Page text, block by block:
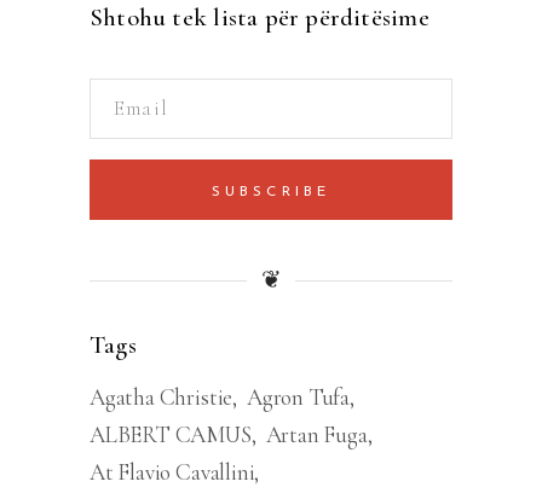
Shtohu tek lista për përditësime
SUBSCRIBE
❦
Tags
Agatha Christie Agron Tufa
ALBERT CAMUS Artan Fuga
At Flavio Cavallini